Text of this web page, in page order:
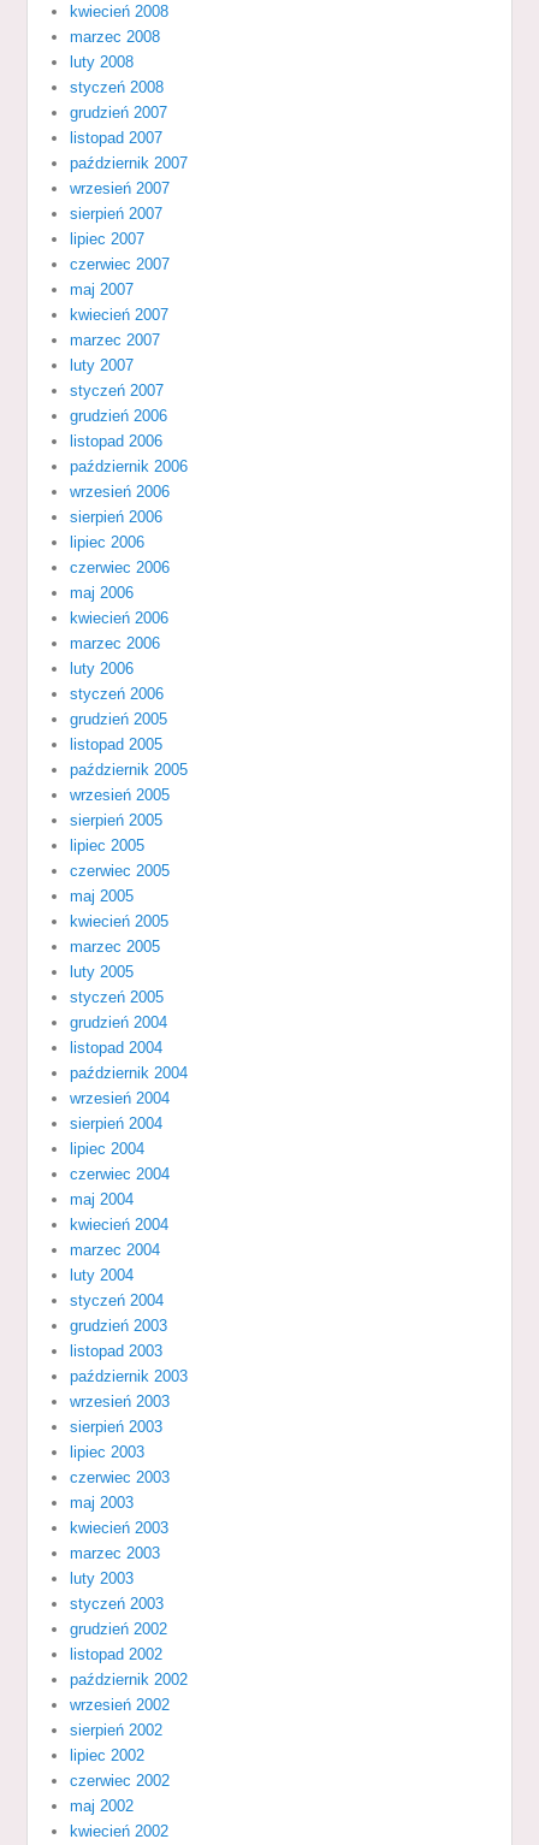
kwiecień 2008
marzec 2008
luty 2008
styczeń 2008
grudzień 2007
listopad 2007
październik 2007
wrzesień 2007
sierpień 2007
lipiec 2007
czerwiec 2007
maj 2007
kwiecień 2007
marzec 2007
luty 2007
styczeń 2007
grudzień 2006
listopad 2006
październik 2006
wrzesień 2006
sierpień 2006
lipiec 2006
czerwiec 2006
maj 2006
kwiecień 2006
marzec 2006
luty 2006
styczeń 2006
grudzień 2005
listopad 2005
październik 2005
wrzesień 2005
sierpień 2005
lipiec 2005
czerwiec 2005
maj 2005
kwiecień 2005
marzec 2005
luty 2005
styczeń 2005
grudzień 2004
listopad 2004
październik 2004
wrzesień 2004
sierpień 2004
lipiec 2004
czerwiec 2004
maj 2004
kwiecień 2004
marzec 2004
luty 2004
styczeń 2004
grudzień 2003
listopad 2003
październik 2003
wrzesień 2003
sierpień 2003
lipiec 2003
czerwiec 2003
maj 2003
kwiecień 2003
marzec 2003
luty 2003
styczeń 2003
grudzień 2002
listopad 2002
październik 2002
wrzesień 2002
sierpień 2002
lipiec 2002
czerwiec 2002
maj 2002
kwiecień 2002